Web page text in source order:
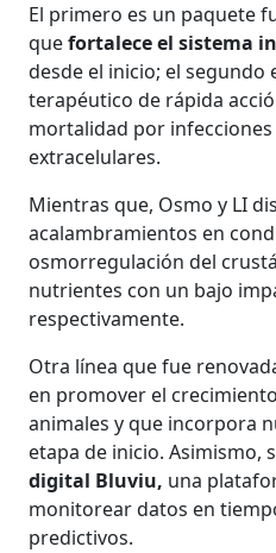
El primero es un paquete
quefortalece el sistema
desde el inicio; el
terapéutico de rápida
mortalidad por
extracelulares.
Mientras que, Osmo y LI
acalambramientos en
osmorregulación del
nutrientes con un bajo
respectivamente.
Otra línea que fue
en promover el
animales y que incorpora
etapa de inicio. Asimismo,
digital Bluviu, una
monitorear datos en
predictivos.